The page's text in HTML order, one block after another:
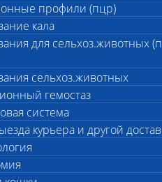
профили (пцр)
кала
для сельхоз.животных
сельхоз.животных
гемостаз
система
курьера и другой
вскрытия о
смерти с указанием
его осложнений, а
(при наличии
прижизненных
лечащим врачом
методом ПЦР
(по решению
на